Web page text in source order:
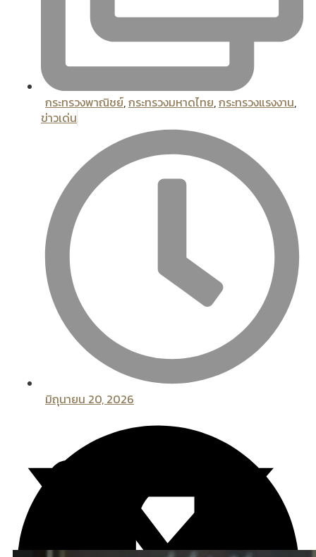
กระทรวงพาณิชย์,กระทรวงมหาดไทย,กระทรวงแรงงาน,
ข่าวเด่น
มิถุนายน 20, 2026